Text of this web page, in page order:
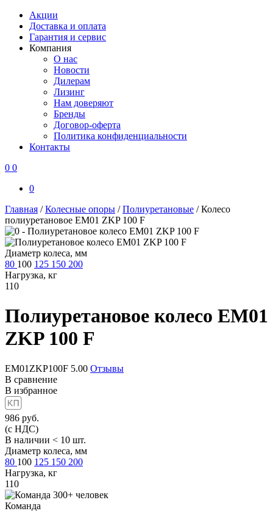
Акции
Доставка и оплата
Гарантия и сервис
Компания
О нас
Новости
Дилерам
Лизинг
Нам доверяют
Бренды
Договор-оферта
Политика конфиденциальности
Контакты
0 0
0
Главная /Колесные опоры /Полиуретановые /Колесо
полиуретановое EM01 ZKP 100 F
Диаметр колеса, мм
80 100 125 150 200
Нагрузка, кг
110
Полиуретановое колесо EM01
ZKP 100 F
EM01ZKP100F 5.00 Отзывы
В сравнение
В избранное
986 руб.
(с НДС)
В наличии < 10 шт.
Диаметр колеса, мм
80 100 125 150 200
Нагрузка, кг
110
Команда